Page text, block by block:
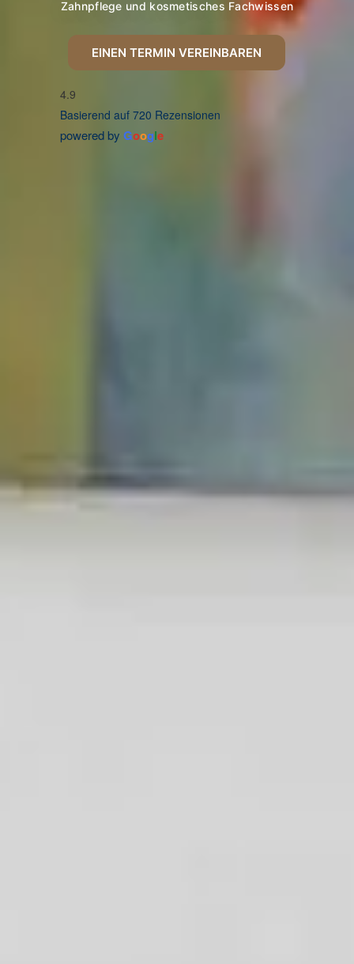
Zahnpflege und kosmetisches Fachwissen
EINEN TERMIN VEREINBAREN
4.9
Basierend auf 720 Rezensionen
powered by Google